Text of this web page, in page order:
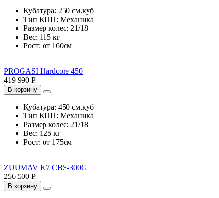
Кубатура: 250 см.куб
Тип КПП: Механика
Размер колес: 21/18
Вес: 115 кг
Рост: от 160см
PROGASI Hardcore 450
419 990 Р
В корзину
Кубатура: 450 см.куб
Тип КПП: Механика
Размер колес: 21/18
Вес: 125 кг
Рост: от 175см
ZUUMAV K7 CBS-300G
256 500 Р
В корзину